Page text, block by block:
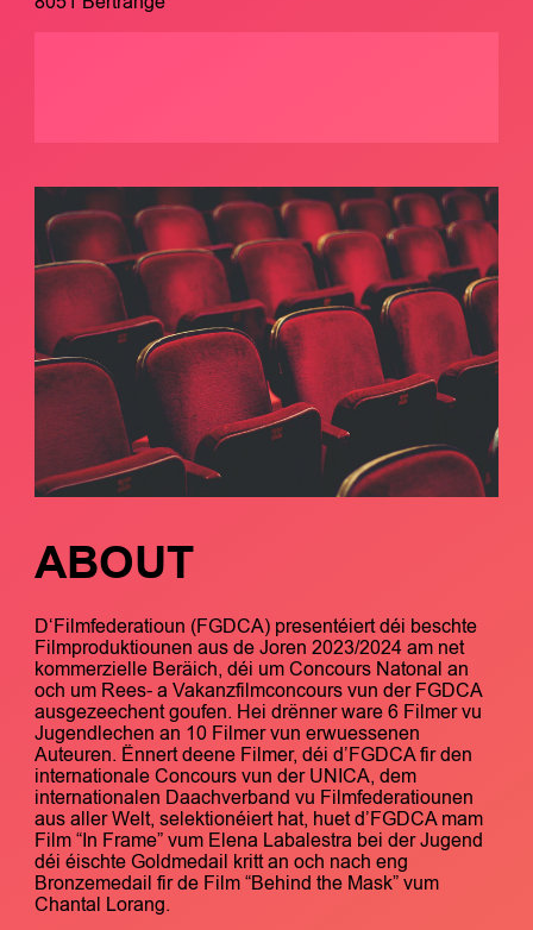
ABOUT
D‘Filmfederatioun (FGDCA) presentéiert déi beschte
Filmproduktiounen aus de Joren 2023/2024 am net
kommerzielle Beräich, déi um Concours Natonal an
och um Rees- a Vakanzfilmconcours vun der FGDCA
ausgezeechent goufen. Hei drënner ware 6 Filmer vu
Jugendlechen an 10 Filmer vun erwuessenen
Auteuren. Ënnert deene Filmer, déi d’FGDCA fir den
internationale Concours vun der UNICA, dem
internationalen Daachverband vu Filmfederatiounen
aus aller Welt, selektionéiert hat, huet d’FGDCA mam
Film “In Frame” vum Elena Labalestra bei der Jugend
déi éischte Goldmedail kritt an och nach eng
Bronzemedail fir de Film “Behind the Mask” vum
Chantal Lorang.